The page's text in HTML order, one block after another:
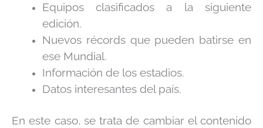
Equipos clasificados a la siguiente
edición.
Nuevos récords que pueden batirse en
ese Mundial.
Información de los estadios.
Datos interesantes del país.
En este caso, se trata de cambiar el contenido